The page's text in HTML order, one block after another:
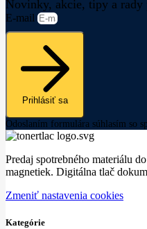
Novinky, akcie, tipy a rady
E-mail
Prihlásiť sa
Odoslaním formulára súhlasím so
Predaj spotrebného materiálu
magnetiek. Digitálna tlač
Zmeniť nastavenia cookies
Kategórie